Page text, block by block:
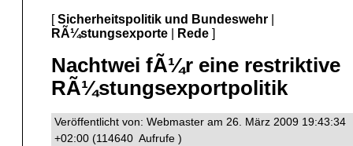
[Sicherheitspolitik und Bundeswehr
RÃ¼stungsexporte
Rede ]
Nachtwei fÃ¼r eine restriktive
RÃ¼stungsexportpolitik
Veröffentlicht von: Webmaster am 26. März 2009 19:43:34
+02:00 (114640 Aufrufe )